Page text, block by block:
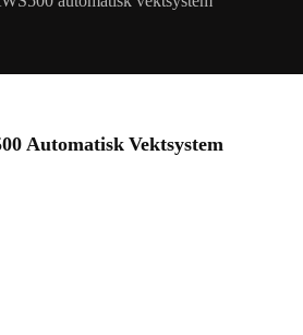
Automatisk Vektsystem